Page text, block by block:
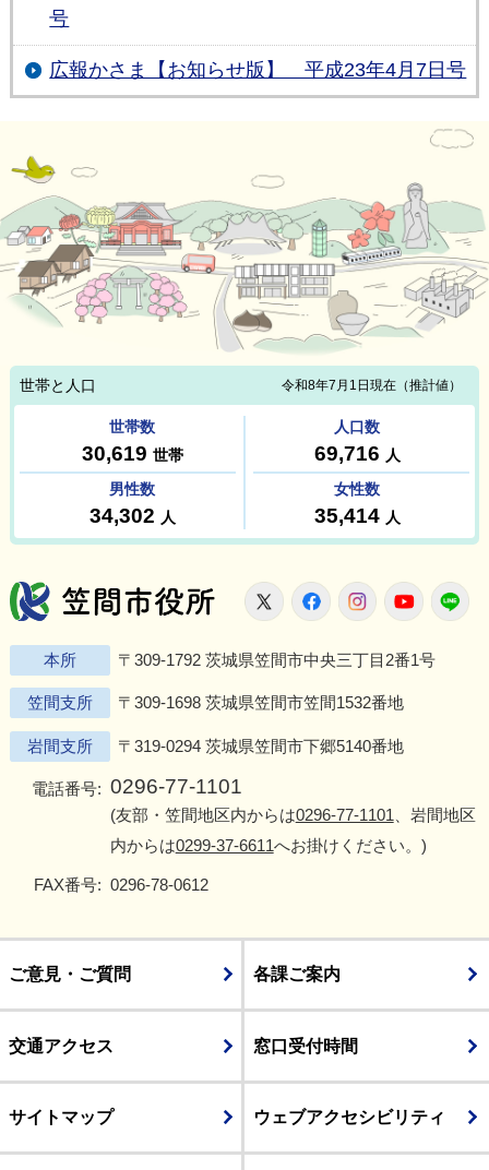
号
広報かさま【お知らせ版】 平成23年4月7日号
笠間市役所
X FacebookInstagram
本所 〒309-1792 茨城県笠間市中央三丁目2番1号
笠間支所 〒309-1698 茨城県笠間市笠間1532番地
岩間支所 〒319-0294 茨城県笠間市下郷5140番地
電話番号: 0296-77-1101
(友部・笠間地区内からは0296-77-1101 、岩間地区
内からは0299-37-6611へお掛けください。)
FAX番号: 0296-78-0612
ご意見・ご質問 各課ご案内
交通アクセス 窓口受付時間
サイトマップ ウェブアクセシビリティ